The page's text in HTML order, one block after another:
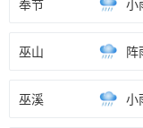
奉节 小
巫山 阵
巫溪 小